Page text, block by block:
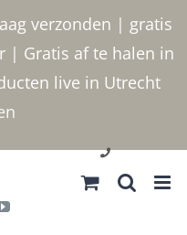
verzonden | gratis
| Gratis af te halen in
live in Utrecht
030 2400000